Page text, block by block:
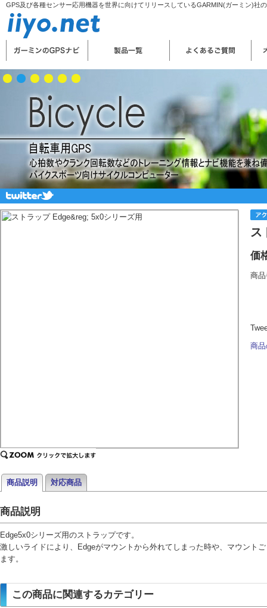
GPS及び各種センサー応用機器を世界に向けてリリースしているGARMIN(ガーミン)社
ス
価
商
商
商品説明 対応商品
商品説明
Edge5x0シリーズ用のストラップです。
激しいライドにより、Edgeがマウントから外れてしまった時や、マウント
ます。
この商品に関連するカテゴリー